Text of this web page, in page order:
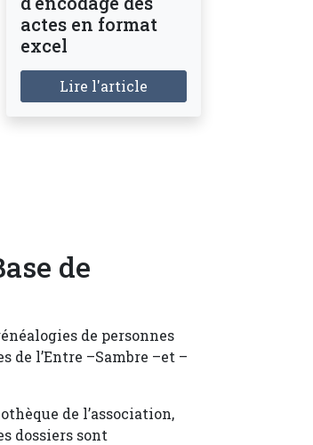
actes en format
excel
Lire l'article
de
de personnes
de l’Entre –Sambre –et –
de l’association,
dossiers sont